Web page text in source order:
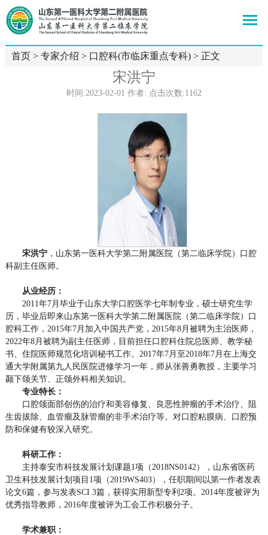
首页> 专家介绍 > 口腔科(市临床重点专科)> 正文
宋洪宁
时间:2023-02-01 作者: 点击次数:1162
宋洪宁，山东第一医科大学第二附属医院（第二临床学院）口腔
科副主任医师。
从业经历：
2011年7月毕业于山东大学口腔医学七年制专业，硕士研究生学
历，毕业后即来山东第一医科大学第二附属医院（第二临床学院）口
腔科工作，2015年7月加入中国共产党，2015年8月被聘为主治医师，
2022年8月被聘为副主任医师，目前担任口腔科住院总医师、教学秘
书、住院医师规范化培训秘书工作。 2017年7月至2018年7月在上海交
通大学附属第九人民医院进修学习一年，师从张善勇教授，主要学习
颞下颌关节、正颌外科相关知识。
专业特长：
口腔颌面部创伤的治疗和美容修复、良恶性肿瘤的手术治疗、阻
生齿拔除、血管瘤及脉管瘤的非手术治疗等。对口腔粘膜病、口腔预
防和保健有较深入研究。
科研工作：
主持泰安市科技发展计划课题1项（2018NS0142），山东省医药
卫生科技发展计划项目1项（2019WS403），任职期间以第一作者发表
论文6篇，参与发表SCI 3篇，获得实用新型专利2项。2014年度被评为
优秀指导教师，2016年度被评为工会工作积极分子。
学术兼职：